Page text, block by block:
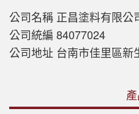
公司名稱 正昌塗料有限公
公司統編 84077024
公司地址 台南市佳里區新